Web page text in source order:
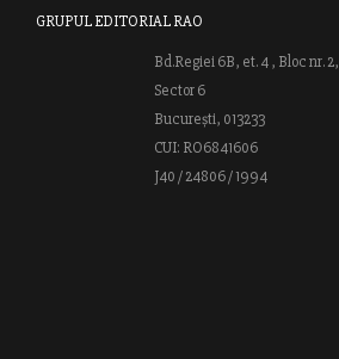
GRUPUL EDITORIAL RAO
Bd.Regiei 6B, et. 4 , Bloc nr. 2,
Sector 6
București, 013233
CUI: RO6841606
J40 / 24806 / 1994